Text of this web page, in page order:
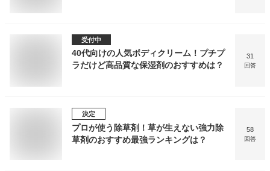
受付中
40代向けの人気ボディクリーム！プチプ
ラだけど高品質な保湿剤のおすすめは？
31
回答
決定
プロが使う除草剤！草が生えない強力除
草剤のおすすめ最強ランキングは？
58
回答